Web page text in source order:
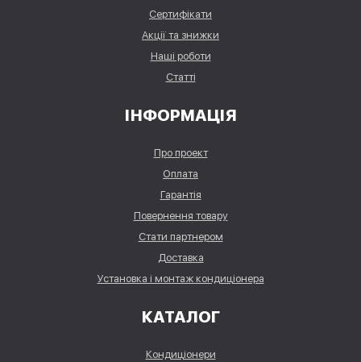
Сертифікати
Акції та знижки
Наші роботи
Статті
ІНФОРМАЦІЯ
Про проект
Оплата
Гарантія
Повернення товару
Стати партнером
Доставка
Установка і монтаж кондиціонера
КАТАЛОГ
Кондиціонери